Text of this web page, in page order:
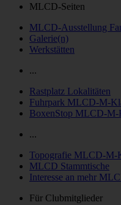
MLCD-Seiten
MLCD-Ausstellung
Galerie(n)
Werkstätten
...
Rastplatz Lokalitäten
Fuhrpark MLCD-M-
BoxenStop MLCD-M-
...
Topografie MLCD-M-
MLCD Stammtische
Interesse an mehr
Für Clubmitglieder